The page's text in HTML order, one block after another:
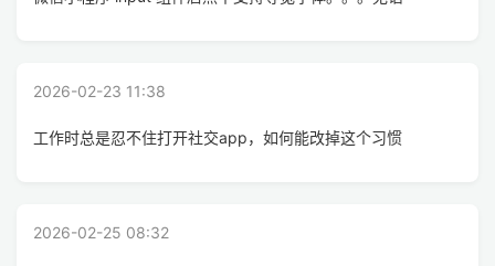
2026-02-23 11:38
工作时总是忍不住打开社交app，如何能改掉这个习惯
2026-02-25 08:32